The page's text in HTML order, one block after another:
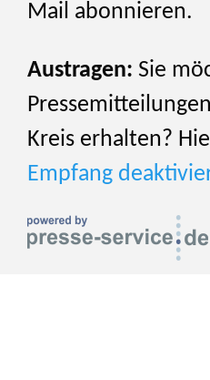
Mail abonnieren.
Austragen: Sie
Kreis erhalten?
Empfang